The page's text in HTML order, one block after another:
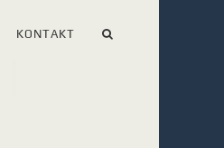
KONTAKT